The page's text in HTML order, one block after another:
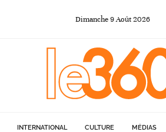
Dimanche 9Août 2026
INTERNATIONAL CULTURE MÉDIAS